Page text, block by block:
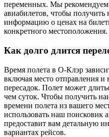
переменных. Мы рекомендуем
авиабилетов, чтобы
информацию о ценах на
конкретного местоположения.
Как долго длится
Время полета в О-Клэр
включая место отправления и
пересадок. Полет может
чем суток. Чтобы получить
времени полета из вашего
использовать наш поисковик
предоставит вам детальную
вариантах рейсов.